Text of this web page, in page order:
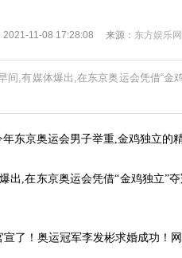
2021-11-08 17:28:08 来源： 东方娱乐网
间,有媒体爆出,在东京奥运会凭借“金
东京奥运会男子举重,金鸡独立的
出,在东京奥运会凭借“金鸡独立”